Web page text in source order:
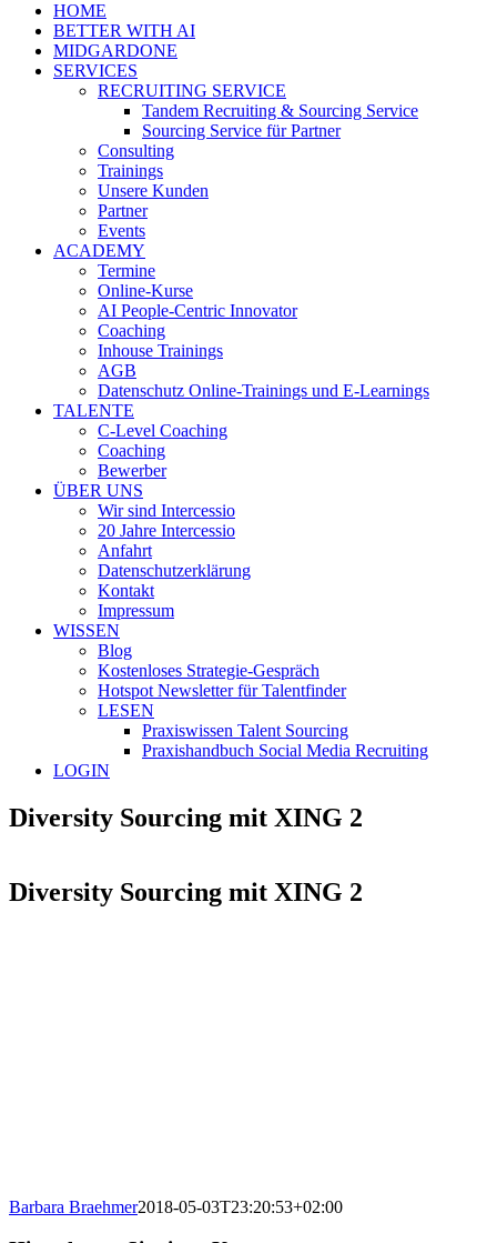
HOME
BETTER WITH AI
MIDGARDONE
SERVICES
RECRUITING SERVICE
Tandem Recruiting & Sourcing Service
Sourcing Service für Partner
Consulting
Trainings
Unsere Kunden
Partner
Events
ACADEMY
Termine
Online-Kurse
AI People-Centric Innovator
Coaching
Inhouse Trainings
AGB
Datenschutz Online-Trainings und E-Learnings
TALENTE
C-Level Coaching
Coaching
Bewerber
ÜBER UNS
Wir sind Intercessio
20 Jahre Intercessio
Anfahrt
Datenschutzerklärung
Kontakt
Impressum
WISSEN
Blog
Kostenloses Strategie-Gespräch
Hotspot Newsletter für Talentfinder
LESEN
Praxiswissen Talent Sourcing
Praxishandbuch Social Media Recruiting
LOGIN
Diversity Sourcing mit XING 2
Diversity Sourcing mit XING 2
Barbara Braehmer2018-05-03T23:20:53+02:00